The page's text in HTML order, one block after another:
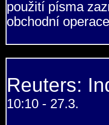
použití písma
obchodní
Reuters:
10:10 - 27.3.